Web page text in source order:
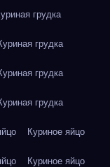
грудка
грудка
грудка
грудка
Куриное яйцо
Куриное яйцо